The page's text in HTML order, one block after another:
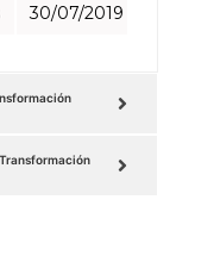
30/07/2019